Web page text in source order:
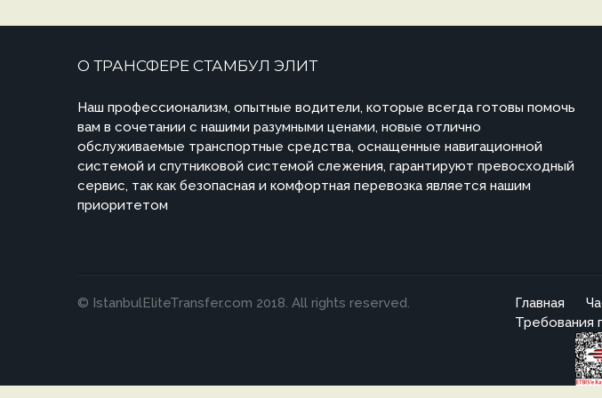
О ТРАНСФЕРЕ СТАМБУЛ ЭЛИТ
Наш профессионализм, опытные водители, которые всегда готовы помочь
вам в сочетании с нашими разумными ценами, новые отлично
обслуживаемые транспортные средства, оснащенные навигационной
системой и спутниковой системой слежения, гарантируют превосходный
сервис, так как безопасная и комфортная перевозка является нашим
приоритетом
© IstanbulEliteTransfer.com 2018. All rights reserved. Главная
Требования